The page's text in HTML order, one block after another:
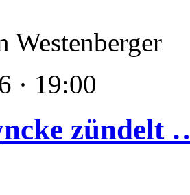
Westenberger
· 19:00
zündelt